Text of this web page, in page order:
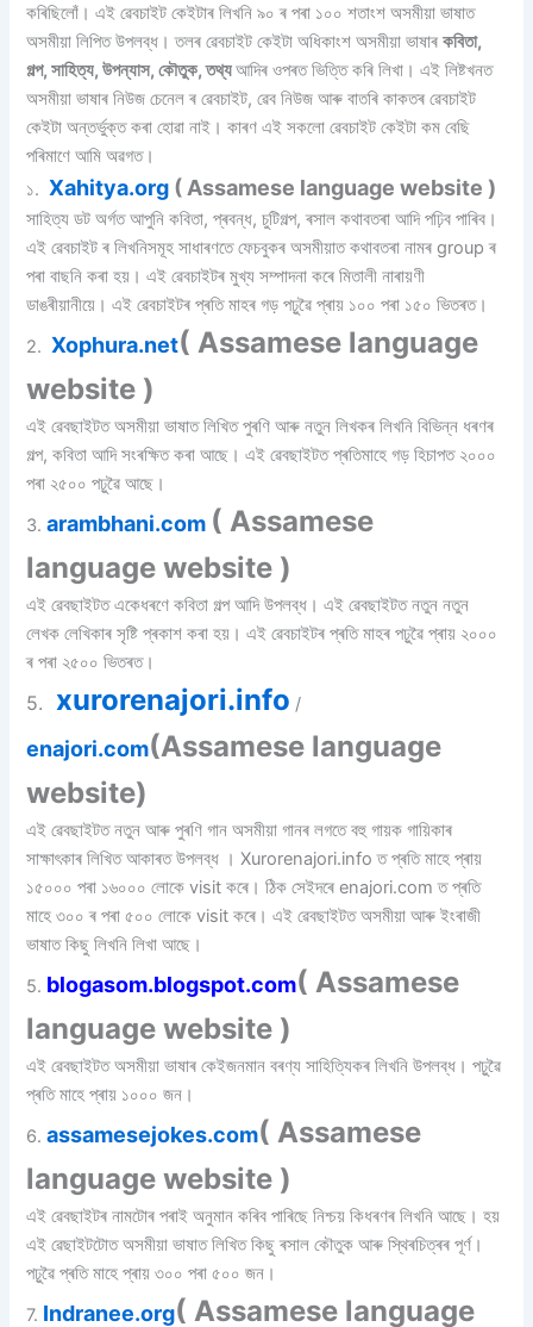
কৰিছিলোঁ। এই ৱেবচাইট কেইটাৰ লিখনি ৯০ ৰ পৰা ১০০ শতাংশ অসমীয়া ভাষাত
অসমীয়া লিপিত উপলব্ধ। তলৰ ৱেবচাইট কেইটা অধিকাংশ অসমীয়া ভাষাৰকবিতা,
গল্প, সাহিত্য, উপন্যাস, কৌতুক, তথ্যআদিৰ ওপৰত ভিত্তি কৰি লিখা। এই লিষ্টখনত
অসমীয়া ভাষাৰ নিউজ চেনেল ৰ ৱেবচাইট, ৱেব নিউজ আৰু বাতৰি কাকতৰ ৱেবচাইট
কেইটা অন্তৰ্ভুক্ত কৰা হোৱা নাই। কাৰণ এই সকলো ৱেবচাইট কেইটা কম বেছি
পৰিমাণে আমি অৱগত।
১.Xahitya.org ( Assamese language website )
সাহিত্য ডট অৰ্গত আপুনি কবিতা, প্ৰবন্ধ, চুটিগল্প, ৰসাল কথাবতৰা আদি পঢ়িব পাৰিব।
এই ৱেবচাইট ৰ লিখনিসমূহ সাধাৰণতে ফেচবুকৰ অসমীয়াত কথাবতৰা নামৰ group ৰ
পৰা বাছনি কৰা হয়। এই ৱেবচাইটৰ মুখ্য সম্পাদনা কৰে মিতালী নাৰায়ণী
ডাঙৰীয়ানীয়ে। এই ৱেবচাইটৰ প্ৰতি মাহৰ গড় পঢ়ুৱৈ প্ৰায় ১০০ পৰা ১৫০ ভিতৰত।
2.Xophura.net( Assamese language
website )
এই ৱেবছাইটত অসমীয়া ভাষাত লিখিত পুৰণি আৰু নতুন লিখকৰ লিখনি বিভিন্ন ধৰণৰ
গল্প, কবিতা আদি সংৰক্ষিত কৰা আছে। এই ৱেবছাইটত প্ৰতিমাহে গড় হিচাপত ২০০০
পৰা ২৫০০ পঢ়ুৱৈ আছে।
3.arambhani.com ( Assamese
language website )
এই ৱেবছাইটত একেধৰণে কবিতা গল্প আদি উপলব্ধ। এই ৱেবছাইটত নতুন নতুন
লেখক লেখিকাৰ সৃষ্টি প্ৰকাশ কৰা হয়। এই ৱেবচাইটৰ প্ৰতি মাহৰ পঢ়ুৱৈ প্ৰায় ২০০০
ৰ পৰা ২৫০০ ভিতৰত।
5. xurorenajori.info /
enajori.com(Assamese language
website)
এই ৱেবছাইটত নতুন আৰু পুৰণি গান অসমীয়া গানৰ লগতে বহু গায়ক গায়িকাৰ
সাক্ষাৎকাৰ লিখিত আকাৰত উপলব্ধ । Xurorenajori.info ত প্ৰতি মাহে প্ৰায়
১৫০০০ পৰা ১৬০০০ লোকে visit কৰে। ঠিক সেইদৰে enajori.com ত প্ৰতি
মাহে ৩০০ ৰ পৰা ৫০০ লোকে visit কৰে। এই ৱেবছাইটত অসমীয়া আৰু ইংৰাজী
ভাষাত কিছু লিখনি লিখা আছে।
5. blogasom.blogspot.com( Assamese
language website )
এই ৱেবছাইটত অসমীয়া ভাষাৰ কেইজনমান বৰণ্য সাহিত্যিকৰ লিখনি উপলব্ধ। পঢ়ুৱৈ
প্ৰতি মাহে প্ৰায় ১০০০ জন।
6.assamesejokes.com( Assamese
language website )
এই ৱেবছাইটৰ নামটোৰ পৰাই অনুমান কৰিব পাৰিছে নিশ্চয় কিধৰণৰ লিখনি আছে। হয়
এই ৱেছাইটটোত অসমীয়া ভাষাত লিখিত কিছু ৰসাল কৌতুক আৰু স্থিৰচিত্ৰৰ পূৰ্ণ।
পঢ়ুৱৈ প্ৰতি মাহে প্ৰায় ৩০০ পৰা ৫০০ জন।
7. Indranee.org( Assamese language